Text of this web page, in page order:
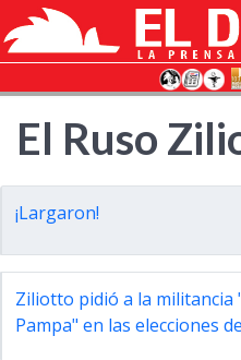
El Ruso
¡Largaron!
Ziliotto pidió a la militancia
Pampa" en las elecciones